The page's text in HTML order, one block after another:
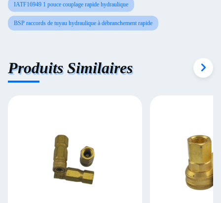
IATF16949 1 pouce couplage rapide hydraulique
BSP raccords de tuyau hydraulique à débranchement rapide
Produits Similaires